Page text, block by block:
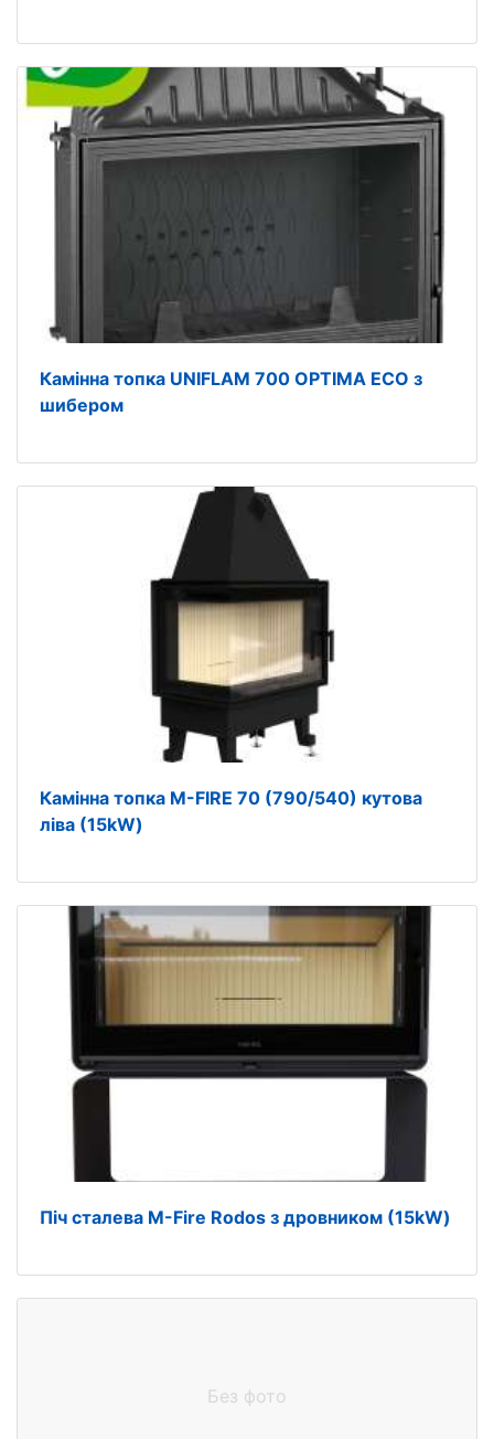
Камінна топка UNIFLAM 700 OPTIMA ECO з
шибером
Камінна топка M-FIRE 70 (790/540) кутова
ліва (15kW)
Піч сталева M-Fire Rodos з дровником (15kW)
Без фото